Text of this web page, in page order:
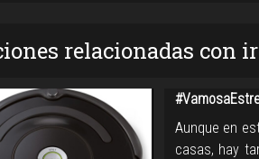
relacionadas con
Aunque en
casas, hay